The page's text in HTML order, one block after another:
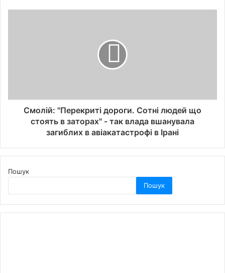
Смолій: "Перекриті дороги. Сотні людей що
стоять в заторах" - так влада вшанувала
загиблих в авіакатастрофі в Ірані
Пошук
Пошук